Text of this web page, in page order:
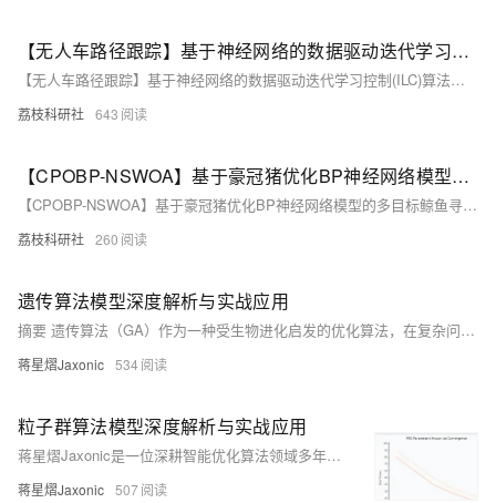
【无人车路径跟踪】基于神经网络的数据驱动迭代学习控制(ILC)算法，用于具有未知模型和重复任务的非线性单输入单输出(SISO)离散时间系统的无人车的路径跟踪（Matlab代码实现）
【无人车路径跟踪】基于神经网络的数据驱动迭代学习控制(ILC)算法，用于具有未知模型和重复任务的非线性单输入单输出(SISO)离散时间系统的无人车的路径跟踪（Matlab代码实现）
荔枝科研社 643
【CPOBP-NSWOA】基于豪冠猪优化BP神经网络模型的多目标鲸鱼寻优算法研究（Matlab代码实现）
【CPOBP-NSWOA】基于豪冠猪优化BP神经网络模型的多目标鲸鱼寻优算法研究（Matlab代码实现）
荔枝科研社 260
遗传算法模型深度解析与实战应用
摘要 遗传算法（GA）作为一种受生物进化启发的优化算法，在复杂问题求解中展现出独特优势。本文系统介绍了GA的核心理论、实现细节和应用经验。算法通过模拟自然选择机制，利用选择、交叉、变异三大操作在解空间中进行全局搜索。与梯度下降等传统方法相比，GA不依赖目标函数的连续性或可微性，特别适合处理离散优化、多目标优化等复杂问题。文中详细阐述了染色体编码、适应度函数设计、遗传操作实现等关键技术，并提供了Python代码实现示例。实践表明，GA的成功应用关键在于平衡探索与开发，通过精心调参维持种群多样性同时确保收敛效率
蒋星熠Jaxonic 534
粒子群算法模型深度解析与实战应用
蒋星熠Jaxonic是一位深耕智能优化算法领域多年的技术探索者，专注于粒子群优化（PSO）算法的研究与应用。他深入剖析了PSO的数学模型、核心公式及实现方法，并通过大量实践验证了其在神经网络优化、工程设计等复杂问题上的卓越性能。本文全面展示了PSO的理论基础、改进策略与前沿发展方向，为读者提供了一份详尽的技术指南。
蒋星熠Jaxonic 507